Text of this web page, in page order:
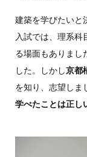
建築を学びたいと
入試では、理系科
る場面もありまし
した。しかし京都
を知り、志望しま
学べたことは正し